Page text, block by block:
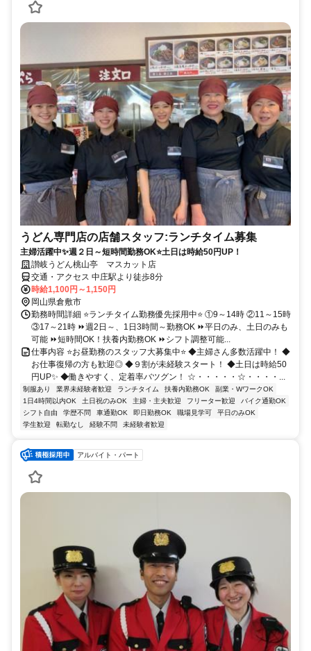
うどん専門店の店舗スタッフ:ランチタイム募集
主婦活躍中✨週２日～短時間勤務OK⭐土日は時給50円UP！
讃岐うどん桃山亭 マスカット店
交通・アクセス 中庄駅より徒歩8分
時給1,100円～1,150円
岡山県倉敷市
勤務時間詳細 ⭐ランチタイム勤務優先採用中⭐ ①9～14時 ②11～15時
③17～21時 ⏩週2日～、1日3時間～勤務OK ⏩平日のみ、土日のみも
可能 ⏩短時間OK！扶養内勤務OK ⏩シフト調整可能...
仕事内容 ⭐お昼勤務のスタッフ大募集中⭐ ◆主婦さん多数活躍中！ ◆
お仕事復帰の方も歓迎◎ ◆９割が未経験スタート！ ◆土日は時給50
円UP✨ ◆働きやすく、定着率バツグン！ ☆・・・・・☆・・・・...
制服あり 業界未経験者歓迎 ランチタイム 扶養内勤務OK
副業・WワークOK
1日4時間以内OK
土日祝のみOK 主婦・主夫歓迎 フリーター歓迎
バイク通勤OK
シフト自由
学歴不問 車通勤OK 即日勤務OK 職場見学可
平日のみOK
学生歓迎
転勤なし 経験不問 未経験者歓迎
アルバイト・パート